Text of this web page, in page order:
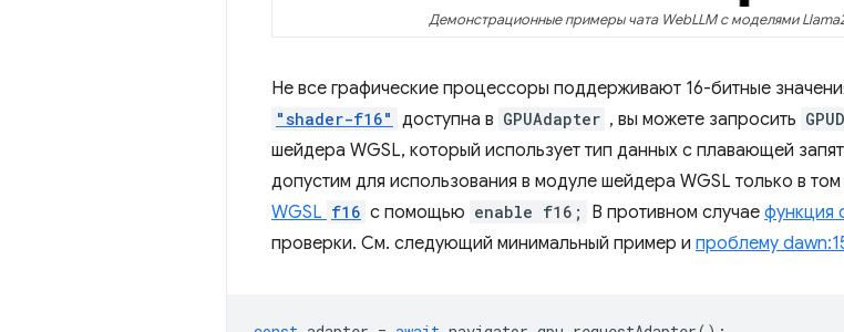
Демонстрационные примеры чата WebLLM с моделями
Не все графические процессоры поддерживают 16-битные
"shader-f16" доступна в GPUAdapter , вы можете запросить
шейдера WGSL, который использует тип данных с плавающей
допустим для использования в модуле шейдера WGSL только в
WGSL f16 с помощью enable f16; В противном случае функция
проверки. См. следующий минимальный пример и проблему